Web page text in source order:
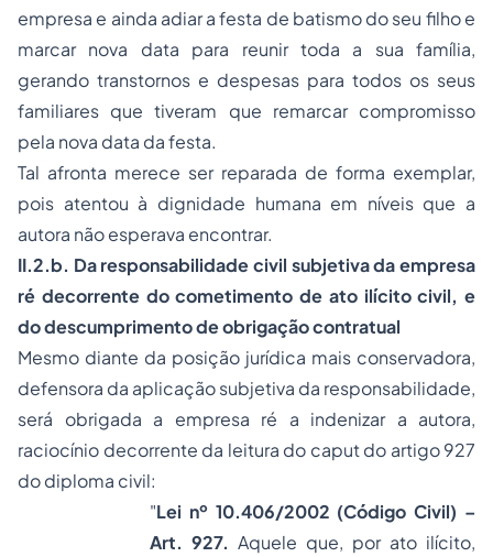
empresa e ainda adiar a festa de batismo do seu filho e
marcar nova data para reunir toda a sua família,
gerando transtornos e despesas para todos os seus
familiares que tiveram que remarcar compromisso
pela nova data da festa.
Tal afronta merece ser reparada de forma exemplar,
pois atentou à dignidade humana em níveis que a
autora não esperava encontrar.
II.2.b. Da responsabilidade civil subjetiva da empresa
ré decorrente do cometimento de ato ilícito civil, e
do descumprimento de obrigação contratual
Mesmo diante da posição jurídica mais conservadora,
defensora da aplicação subjetiva da responsabilidade,
será obrigada a empresa ré a indenizar a autora,
raciocínio decorrente da leitura do caput do artigo 927
do diploma civil:
"Lei nº 10.406/2002 (Código Civil) –
Art. 927. Aquele que, por ato ilícito,